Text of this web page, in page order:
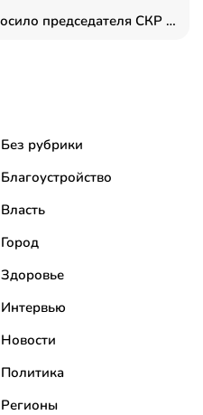
Руководство «СВОИ» попросило председателя СКР дать правовую оценку обысков в тыловом штабе
Без рубрики
Благоустройство
Власть
Город
Здоровье
Интервью
Новости
Политика
Регионы